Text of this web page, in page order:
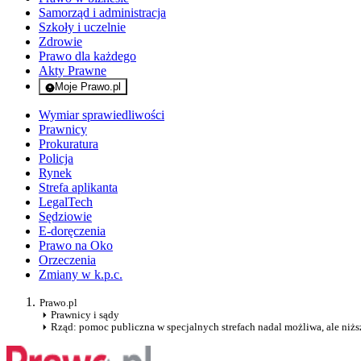
Samorząd i administracja
Szkoły i uczelnie
Zdrowie
Prawo dla każdego
Akty Prawne
Moje Prawo.pl
- rejestracja i logowanie do serwisu
Wymiar sprawiedliwości
Prawnicy
Prokuratura
Policja
Rynek
Strefa aplikanta
LegalTech
Sędziowie
E-doręczenia
Prawo na Oko
Orzeczenia
Zmiany w k.p.c.
Prawo.pl
Prawnicy i sądy
Rząd: pomoc publiczna w specjalnych strefach nadal możliwa, ale